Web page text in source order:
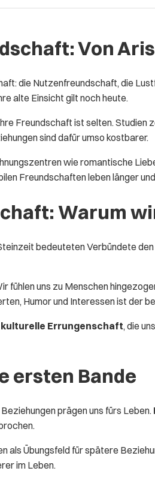
Von
die Nutzenfreundschaft, die
alte Einsicht gilt noch heute.
Freundschaft ist selten. Studien
sind dafür umso kostbarer.
wie romantische
Freundschaften leben länger
Warum
bedeuteten Verbündete
fühlen uns zu Menschen
Humor und Interessen ist der
kulturelle Errungenschaft, die
ersten Bande
prägen uns fürs Leben.
als Übungsfeld für spätere
im Leben.